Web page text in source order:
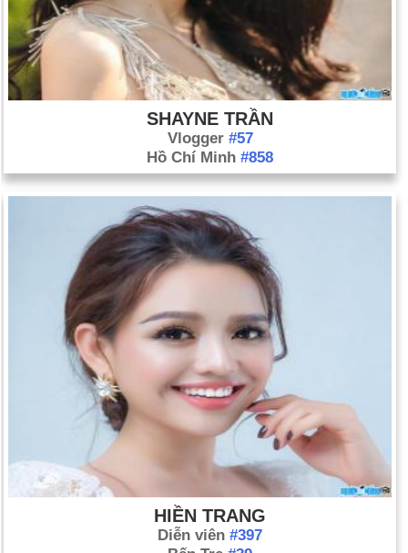
SHAYNE TRẦN
Vlogger #57
Hồ Chí Minh #858
HIỀN TRANG
Diễn viên #397